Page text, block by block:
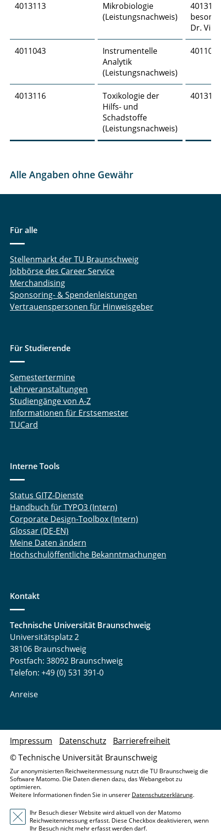
4013113
Mikrobiologie
(Leistungsnachweis)
Dr.
4011043
Instrumentelle
Analytik
(Leistungsnachweis)
4013116
Toxikologie der
Hilfs- und
Schadstoffe
(Leistungsnachweis)
Alle Angaben ohne Gewähr
Für alle
Stellenmarkt der TU Braunschweig
Jobbörse des Career Service
Merchandising
Sponsoring- & Spendenleistungen
Vertrauenspersonen für Hinweisgeber
Für Studierende
Semestertermine
Lehrveranstaltungen
Studiengänge von A-Z
Informationen für Erstsemester
TUCard
Interne Tools
Status GITZ-Dienste
Handbuch für TYPO3 (Intern)
Corporate Design-Toolbox (Intern)
Glossar (DE-EN)
Meine Daten ändern
Hochschulöffentliche Bekanntmachungen
Kontakt
Technische Universität Braunschweig
Universitätsplatz 2
38106 Braunschweig
Postfach: 38092 Braunschweig
Telefon: +49 (0) 531 391-0
Anreise
© Technische Universität Braunschweig
Impressum Datenschutz Barrierefreiheit
Zur anonymisierten Reichweitenmessung nutzt die TU Braunschweig die
Software Matomo. Die Daten dienen dazu, das Webangebot zu
optimieren.
Weitere Informationen finden Sie in unserer Datenschutzerklärung.
Ihr Besuch dieser Website wird aktuell von der Matomo
Reichweitenmessung erfasst. Diese Checkbox deaktivieren, wenn
Ihr Besuch nicht mehr erfasst werden darf.